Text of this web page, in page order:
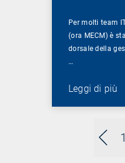
1
Per molti team
(ora MECM) è
dorsale della
…
Leggi di più